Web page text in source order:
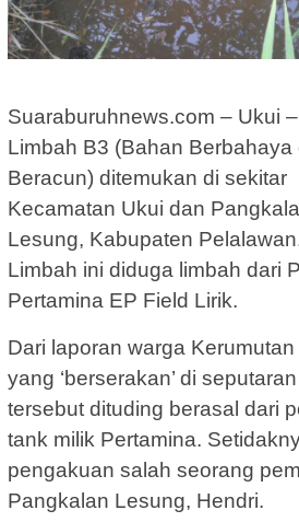
Suaraburuhnews.com – Ukui –
Limbah B3 (Bahan Berbahaya
Beracun) ditemukan di sekitar
Kecamatan Ukui dan
Lesung, Kabupaten
Limbah ini diduga limbah dari
Pertamina EP Field Lirik.
Dari laporan warga
yang ‘berserakan’ di
tersebut dituding berasal dari
tank milik Pertamina.
pengakuan salah seorang
Pangkalan Lesung, Hendri.